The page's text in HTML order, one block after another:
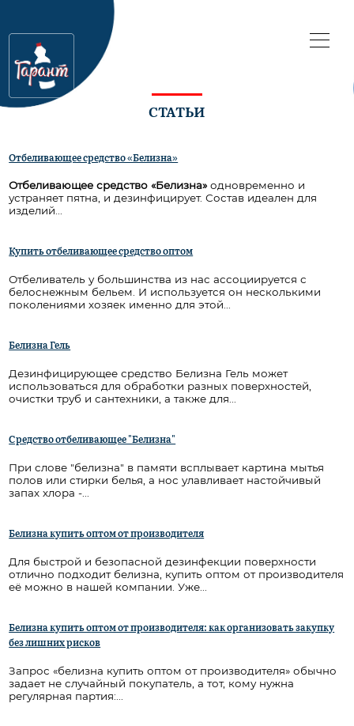
СТАТЬИ
Отбеливающее средство «Белизна»
Отбеливающее средство «Белизна»одновременно и
устраняет пятна, и дезинфицирует. Состав идеален для
изделий...
Купить отбеливающее средство оптом
Отбеливатель у большинства из нас ассоциируется с
белоснежным бельем. И используется он несколькими
поколениями хозяек именно для этой...
Белизна Гель
Дезинфицирующее средство Белизна Гель может
использоваться для обработки разных поверхностей,
очистки труб и сантехники, а также для...
Средство отбеливающее "Белизна"
При слове "белизна" в памяти всплывает картина мытья
полов или стирки белья, а нос улавливает настойчивый
запах хлора -...
Белизна купить оптом от производителя
Для быстрой и безопасной дезинфекции поверхности
отлично подходит белизна, купить оптом от производителя
её можно в нашей компании. Уже...
Белизна купить оптом от производителя: как организовать закупку
без лишних рисков
Запрос «белизна купить оптом от производителя» обычно
задает не случайный покупатель, а тот, кому нужна
регулярная партия:...